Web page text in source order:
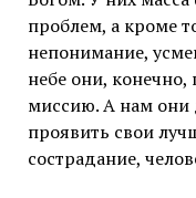
проблем, а кроме
непонимание,
небе они, конечно,
миссию. А нам
проявить свои
сострадание,